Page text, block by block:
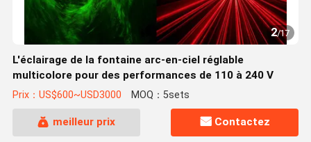
2/17
L'éclairage de la fontaine arc-en-ciel réglable
multicolore pour des performances de 110 à 240 V
Prix：US$600~USD3000 MOQ：5sets
meilleur prix Contactez